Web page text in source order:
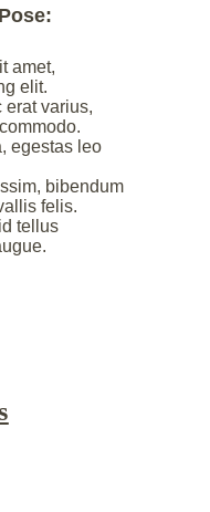
amet,
elit.
erat varius,
egestas leo
bibendum
felis.
tellus